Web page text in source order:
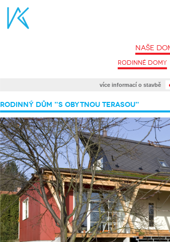
naše
rodinné domy
více informací o stavbě
Rodinný dům "S obytnou terasou"